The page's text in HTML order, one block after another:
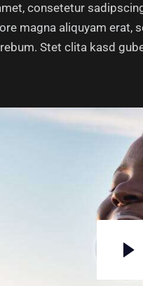
consetetur
magna aliquyam erat,
Stet clita kasd